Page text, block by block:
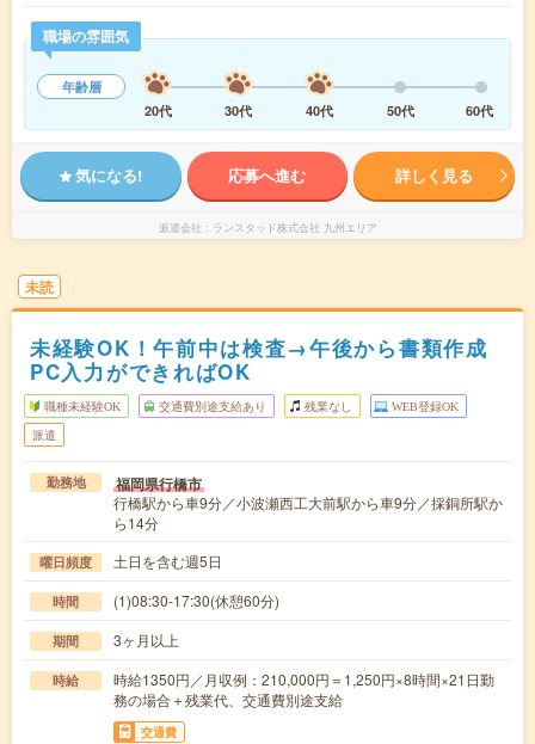
職場の雰囲気
年齢層
20代
30代 40代 50代 60代
気になる! 応募へ進む 詳しく見る
派遣会社 ランスタッド株式会社 九州エリア
未読
未経験OK！午前中は検査→午後から書類作成
PC入力ができればOK
職種未経験OK 交通費別途支給あり 残業なし WEB登録OK
派遣
勤務地 福岡県行橋市
行橋駅から車9分／小波瀬西工大前駅から車9分／採銅所駅か
ら14分
曜日頻度 土日を含む週5日
時間 (1)08:30-17:30(休憩60分)
期間 3ヶ月以上
時給
時給1350円／月収例：210,000円＝1,250円×8時間×21日勤
務の場合＋残業代、交通費別途支給
交通費